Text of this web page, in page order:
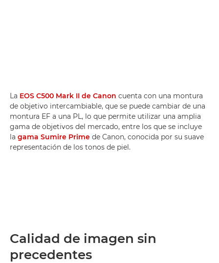
La EOS C500 Mark II de Canon cuenta con una montura
de objetivo intercambiable, que se puede cambiar de una
montura EF a una PL, lo que permite utilizar una amplia
gama de objetivos del mercado, entre los que se incluye
la gama Sumire Prime de Canon, conocida por su suave
representación de los tonos de piel.
Calidad de imagen sin
precedentes